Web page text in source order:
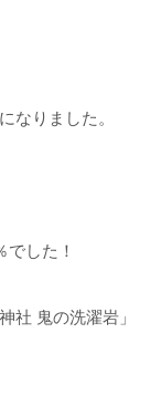
なりました。
でした！
社 鬼の洗濯岩」